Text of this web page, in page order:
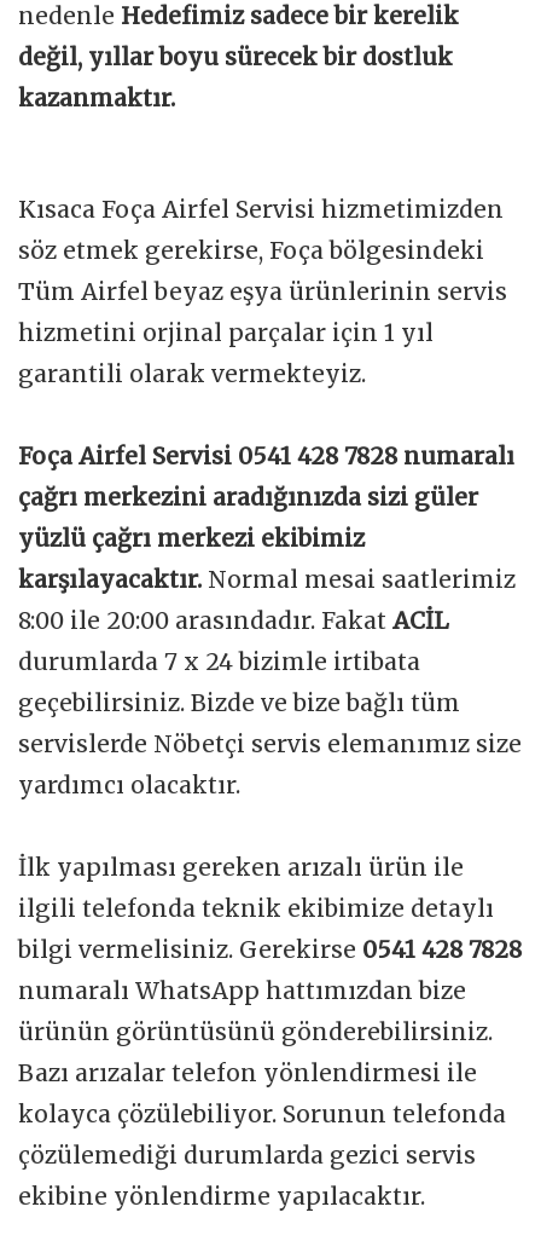
nedenle Hedefimiz sadece bir kerelik
değil, yıllar boyu sürecek bir dostluk
kazanmaktır.
Kısaca Foça Airfel Servisi hizmetimizden
söz etmek gerekirse, Foça bölgesindeki
Tüm Airfel beyaz eşya ürünlerinin servis
hizmetini orjinal parçalar için 1 yıl
garantili olarak vermekteyiz.
Foça Airfel Servisi 0541 428 7828 numaralı
çağrı merkezini aradığınızda sizi güler
yüzlü çağrı merkezi ekibimiz
karşılayacaktır. Normal mesai saatlerimiz
8:00 ile 20:00 arasındadır. Fakat ACİL
durumlarda 7 x 24 bizimle irtibata
geçebilirsiniz. Bizde ve bize bağlı tüm
servislerde Nöbetçi servis elemanımız size
yardımcı olacaktır.
İlk yapılması gereken arızalı ürün ile
ilgili telefonda teknik ekibimize detaylı
bilgi vermelisiniz. Gerekirse 0541 428 7828
numaralı WhatsApp hattımızdan bize
ürünün görüntüsünü gönderebilirsiniz.
Bazı arızalar telefon yönlendirmesi ile
kolayca çözülebiliyor. Sorunun telefonda
çözülemediği durumlarda gezici servis
ekibine yönlendirme yapılacaktır.